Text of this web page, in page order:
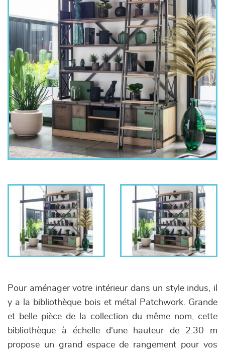
Pour aménager votre intérieur dans un style indus, il
y a la bibliothèque bois et métal Patchwork. Grande
et belle pièce de la collection du même nom, cette
bibliothèque à échelle d'une hauteur de 2.30 m
propose un grand espace de rangement pour vos